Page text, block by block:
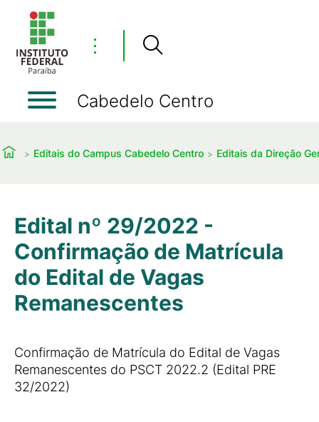
⋮
Cabedelo Centro
Editais do Campus Cabedelo Centro Editais da Direção
Edital nº 29/2022 -
Confirmação de Matrícula
do Edital de Vagas
Remanescentes
Confirmação de Matrícula do Edital de Vagas
Remanescentes do PSCT 2022.2 (Edital PRE
32/2022)